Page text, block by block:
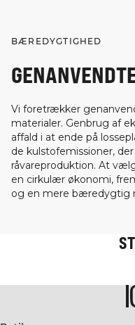
BÆREDYGTIGHED
Vi foretrækker
materialer. Genbrug af
affald i at ende på
de kulstofemissioner,
råvareproduktion. At
en cirkulær økonomi,
og en mere bæredygtig